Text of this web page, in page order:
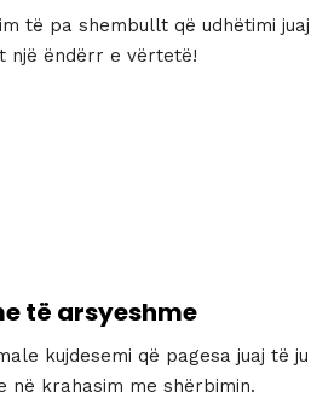
të pa shembullt që udhëtimi juaj
një ëndërr e vërtetë!
të arsyeshme
kujdesemi që pagesa juaj të ju
në krahasim me shërbimin.